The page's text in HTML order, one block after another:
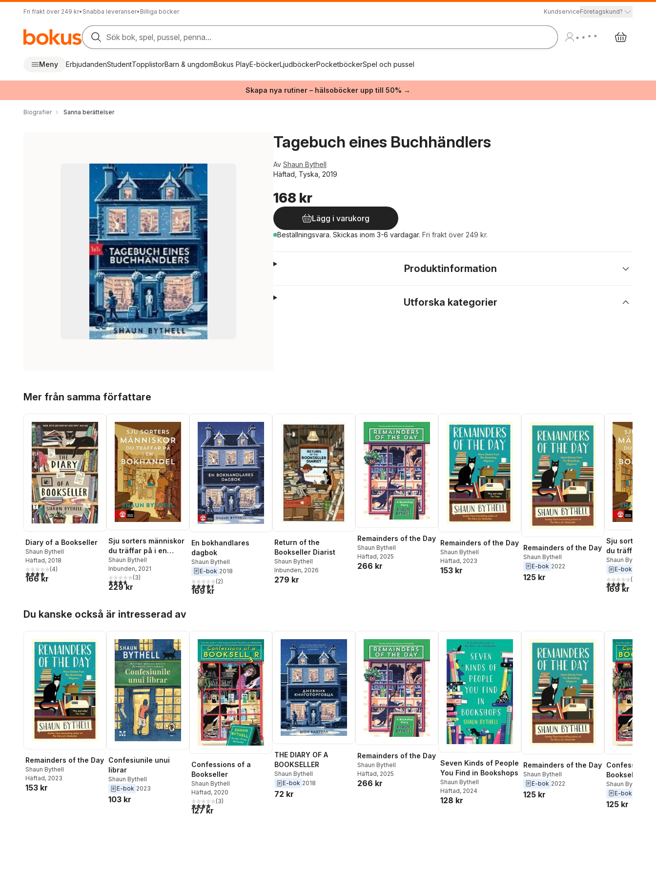
Fri frakt över 249 kr• Snabba leveranser• Billiga böcker KundserviceFöretagskund?
Sök bok, spel, pussel, penna...
Meny ErbjudandenStudentTopplistorBarn & ungdomBokus PlayE-böckerLjudböckerPocketböckerSpel och pussel
Skapa nya rutiner – hälsoböcker upp till 50% →
Biografier Sanna berättelser
Tagebuch eines Buchhändlers
Av Shaun Bythell
Häftad, Tyska, 2019
168 kr
Lägg i varukorg
Beställningsvara. Skickas inom 3-6 vardagar. Fri frakt över 249 kr.
Produktinformation
Utforska kategorier
Mer från samma författare
Diary of a Bookseller
Shaun Bythell
Häftad, 2018
4,0utav 5 stjärnor. Totalt antal röster:
(4)
166 kr
Sju sorters människor
du träffar på i en
bokhandel
Shaun Bythell
Inbunden, 2021
3,7utav 5 stjärnor. Totalt antal röster:
(3)
229 kr
En bokhandlares
dagbok
Shaun Bythell
E-bok 2018
4,5utav 5 stjärnor. Totalt antal röster:
(2)
169 kr
Return of the
Bookseller Diarist
Shaun Bythell
Inbunden, 2026
279 kr
Remainders of the Day
Shaun Bythell
Häftad, 2025
266 kr
Remainders of the Day
Shaun Bythell
Häftad, 2023
153 kr
Remainders of the Day
Shaun Bythell
E-bok 2022
125 kr
Sju sorters
du träffar på i
bokhandel
Shaun Bythell
E-bok
4,0utav 5(
169 kr
Du kanske också är intresserad av
Remainders of the Day
Shaun Bythell
Häftad, 2023
153 kr
Confesiunile unui
librar
Shaun Bythell
E-bok 2023
103 kr
Confessions of a
Bookseller
Shaun Bythell
Häftad, 2020
4,0utav 5 stjärnor. Totalt antal röster:
(3)
127 kr
THE DIARY OF A
BOOKSELLER
Shaun Bythell
E-bok 2018
72 kr
Remainders of the Day
Shaun Bythell
Häftad, 2025
266 kr
Seven Kinds of People
You Find in Bookshops
Shaun Bythell
Häftad, 2024
128 kr
Remainders of the Day
Shaun Bythell
E-bok 2022
125 kr
Confessions
Bookseller
Shaun Bythell
E-bok
125 kr